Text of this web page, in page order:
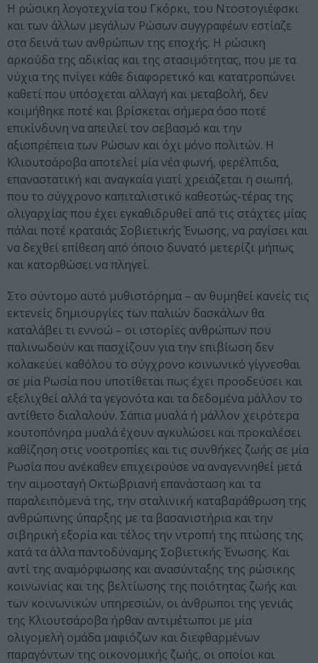
Η ρώσικη λογοτεχνία του Γκόρκι, του Ντοστογιέφσκι
και των άλλων μεγάλων Ρώσων συγγραφέων εστίαζε
στα δεινά των ανθρώπων της εποχής. Η ρώσικη
αρκούδα της αδικίας και της στασιμότητας, που με τα
νύχια της πνίγει κάθε διαφορετικό και κατατροπώνει
καθετί που υπόσχεται αλλαγή και μεταβολή, δεν
κοιμήθηκε ποτέ και βρίσκεται σήμερα όσο ποτέ
επικίνδυνη να απειλεί τον σεβασμό και την
αξιοπρέπεια των Ρώσων και όχι μόνο πολιτών. Η
Κλιουτσάροβα αποτελεί μία νέα φωνή, φερέλπιδα,
επαναστατική και αναγκαία γιατί χρειάζεται η σιωπή,
που το σύγχρονο καπιταλιστικό καθεστώς-τέρας της
ολιγαρχίας που έχει εγκαθιδρυθεί από τις στάχτες μίας
πάλαι ποτέ κραταιάς Σοβιετικής Ένωσης, να ραγίσει και
να δεχθεί επίθεση από όποιο δυνατό μετερίζι μήπως
και κατορθώσει να πληγεί.
Στο σύντομο αυτό μυθιστόρημα – αν θυμηθεί κανείς τις
εκτενείς δημιουργίες των παλιών δασκάλων θα
καταλάβει τι εννοώ – οι ιστορίες ανθρώπων που
παλινωδούν και πασχίζουν για την επιβίωση δεν
κολακεύει καθόλου το σύγχρονο κοινωνικό γίγνεσθαι
σε μία Ρωσία που υποτίθεται πως έχει προοδεύσει και
εξελιχθεί αλλά τα γεγονότα και τα δεδομένα μάλλον το
αντίθετο διαλαλούν. Σάπια μυαλά ή μάλλον χειρότερα
κουτοπόνηρα μυαλά έχουν αγκυλώσει και προκαλέσει
καθίζηση στις νοοτροπίες και τις συνθήκες ζωής σε μία
Ρωσία που ανέκαθεν επιχειρούσε να αναγεννηθεί μετά
την αιμοσταγή Οκτωβριανή επανάσταση και τα
παραλειπόμενά της, την σταλινική καταβαράθρωση της
ανθρώπινης ύπαρξης με τα βασανιστήρια και την
σιβηρική εξορία και τέλος την ντροπή της πτώσης της
κατά τα άλλα παντοδύναμης Σοβιετικής Ένωσης. Και
αντί της αναμόρφωσης και ανασύνταξης της ρώσικης
κοινωνίας και της βελτίωσης της ποιότητας ζωής και
των κοινωνικών υπηρεσιών, οι άνθρωποι της γενιάς
της Κλιουτσάροβα ήρθαν αντιμέτωποι με μία
ολιγομελή ομάδα μαφιόζων και διεφθαρμένων
παραγόντων της οικονομικής ζωής, οι οποίοι και